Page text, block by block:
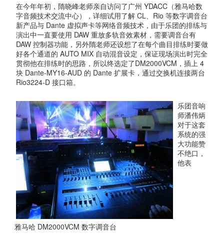
在今年年初，隋晓峰老师亲自访问了广州 YDACC（雅马哈数
字音频技术交流中心），详细试用了解 CL、Rio 等数字调音台
新产品与 Dante 虚拟声卡等网络音频技术，由于乐团的排练与
演出中一直要使用 DAW 重放多轨音效素材，需要调音台有
DAW 控制器功能，另外隋老师还设想了在每个曲目排练时要做
好各个通道的 AUTO MIX 自动混音设定，保证现场演出时完全
贯彻他在排练时的思路，所以终选定了DM2000VCM，插上 4
块 Dante-MY16-AUD 的 Dante 扩展卡，通过交换机连接两台
Rio3224-D 接口箱。
雅马哈 DM2000VCM 数字调音台
乐团音响
师潘伟炳
对于这套
系统的强
大功能赞
不绝口，
他表